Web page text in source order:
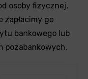
osoby fizycznej,
zapłacimy go
bankowego lub
pozabankowych.